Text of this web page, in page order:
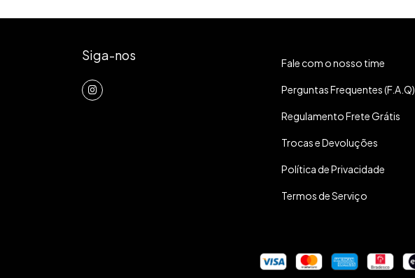
Siga-nos Fale com o nosso time
Perguntas Frequentes (F.A.Q)
Regulamento Frete Grátis
Trocas e Devoluções
Política de Privacidade
Termos de Serviço